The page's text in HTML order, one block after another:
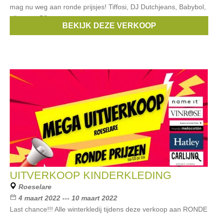
mag nu weg aan ronde prijsjes! Tiffosi, DJ Dutchjeans, Babybol,
alles aan 5€
,Hatley,Babybol.......,Mynimo
BEKIJK DEZE VERKOOP
UITVERKOOP KINDERKLEDING
Roeselare
4 maart 2022 --- 10 maart 2022
Last chance!!! Alle winterkledij tijdens deze verkoop aan RONDE